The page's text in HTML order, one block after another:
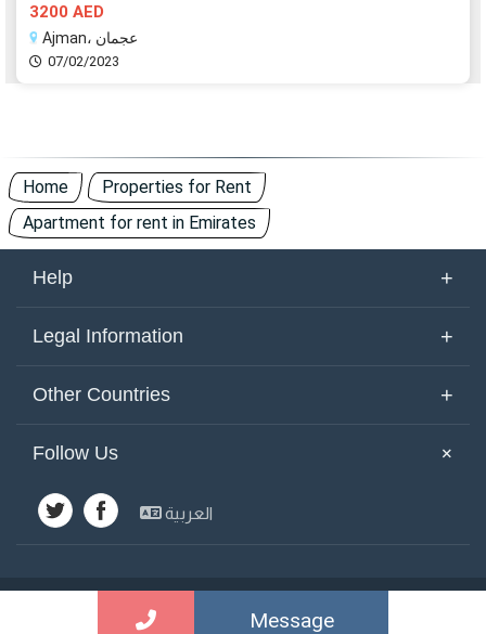
3200 AED
Ajman، عجمان
07/02/2023
Home
Properties for Rent
Apartment for rent in Emirates
Message
Help +
About Us
Site Map
Other Countries
Legal Information +
Terms of Use
Other Countries +
United Arab Emirates
Kuwait
Follow Us +
العربية
Sogarab ©